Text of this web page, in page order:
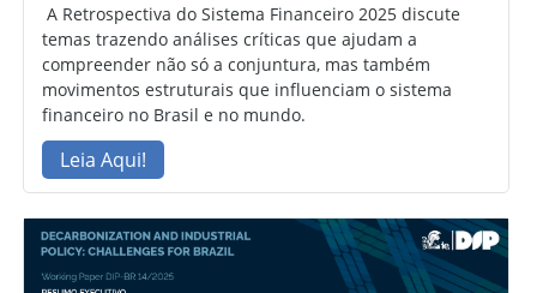
A Retrospectiva do Sistema Financeiro 2025 discute
temas trazendo análises críticas que ajudam a
compreender não só a conjuntura, mas também
movimentos estruturais que influenciam o sistema
financeiro no Brasil e no mundo.
Leia Aqui!